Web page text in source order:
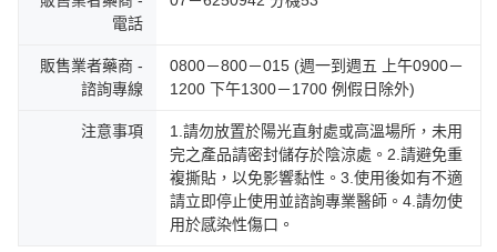
電話
販售業者藥商 -
諮詢專線
0800－800－015 (週一到週五 上午0900－
1200 下午1300－1700 例假日除外)
注意事項
1.請勿放置於陽光直射處或高溫場所，未用
完之產品請密封儲存於陰涼處。2.請避免重
複撕貼，以免影響黏性。3.使用後如有不適
請立即停止使用並諮詢專業醫師。4.請勿使
用於感染性傷口。